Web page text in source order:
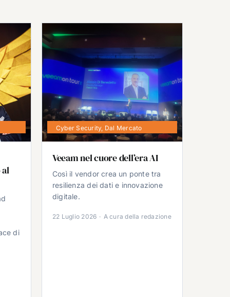
al
di
Cyber Security, Dal Mercato
Veeam nel cuore dell’era AI
Così il vendor crea un ponte tra
resilienza dei dati e innovazione
digitale.
22 Luglio 2026 · A cura della redazione